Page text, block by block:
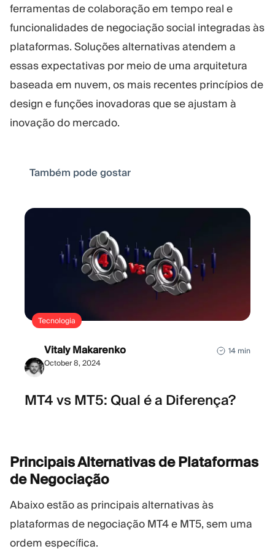
ferramentas de colaboração em tempo real e
funcionalidades de negociação social integradas às
plataformas. Soluções alternativas atendem a
essas expectativas por meio de uma arquitetura
baseada em nuvem, os mais recentes princípios de
design e funções inovadoras que se ajustam à
inovação do mercado.
Também pode gostar
Tecnologia
Vitaly Makarenko
October 8, 2024
14 min
MT4 vs MT5: Qual é a Diferença?
Principais Alternativas de Plataformas
deNegociação
Abaixo estão as principais alternativas às
plataformas de negociação MT4 e MT5, sem uma
ordem específica.